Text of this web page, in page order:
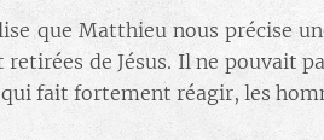
que Matthieu nous précise
retirées de Jésus. Il ne pouvait
fait fortement réagir, les